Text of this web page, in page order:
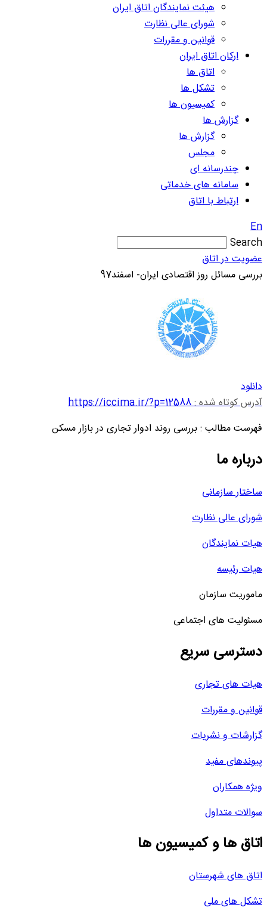
هیئت نمایندگان اتاق ایران
شورای عالی نظارت
قوانین و مقررات
ارکان اتاق ایران
اتاق ها
تشکل ها
کمیسیون ها
گزارش ها
گزارش ها
مجلس
چندرسانه ای
سامانه های خدماتی
ارتباط با اتاق
En
Search
عضویت در اتاق
بررسی مسائل روز اقتصادی ایران- اسفند97
دانلود
آدرس کوتاه شده :https://iccima.ir/?p=12588
فهرست مطالب : بررسی روند ادوار تجاری در بازار مسکن
درباره ما
ساختار سازمانی
شورای عالی نظارت
هیات نمایندگان
هیات رئیسه
ماموریت سازمان
مسئولیت های اجتماعی
دسترسی سریع
هیات های تجاری
قوانین و مقررات
گزارشات و نشریات
پیوندهای مفید
ویژه همکاران
سوالات متداول
اتاق ها و کمیسیون ها
اتاق های شهرستان
تشکل های ملی